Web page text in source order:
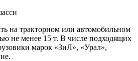
на тракторном или автомобильном
не менее 15 т. В числе подходящих
марок «ЗиЛ», «Урал»,